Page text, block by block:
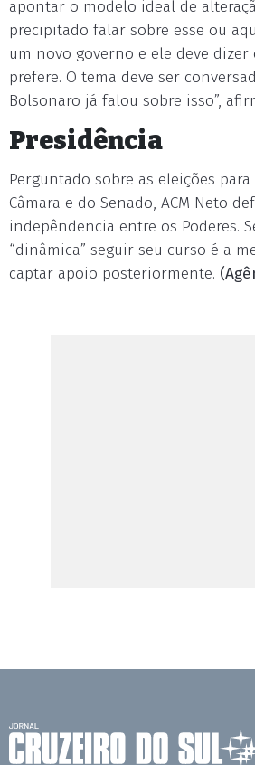
apontar o modelo ideal de
precipitado falar sobre esse ou
um novo governo e ele deve dizer
prefere. O tema deve ser
Bolsonaro já falou sobre isso”,
Presidência
Perguntado sobre as eleições
Câmara e do Senado, ACM Neto
indepêndencia entre os Poderes.
“dinâmica” seguir seu curso é a
captar apoio posteriormente.